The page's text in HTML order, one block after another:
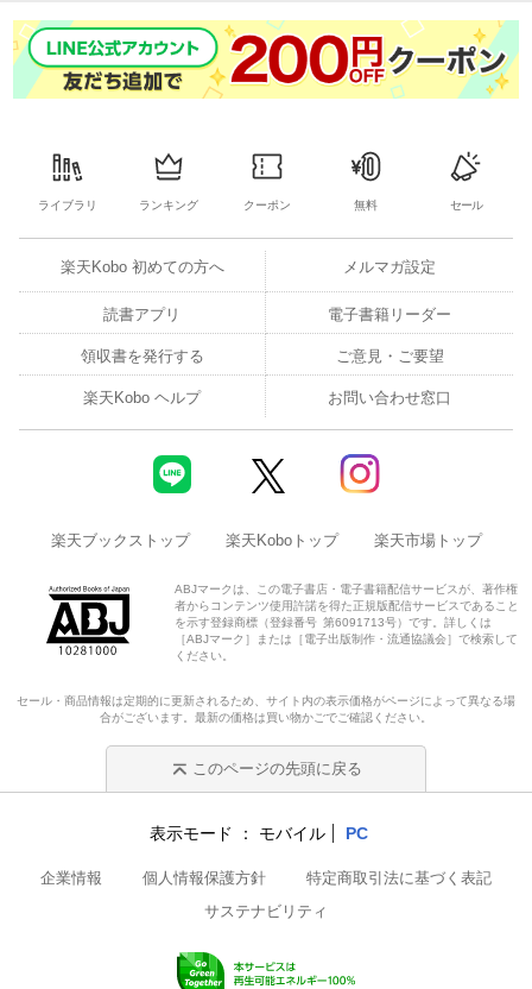
ライブラリ ランキング クーポン 無料 セール
楽天Kobo 初めての方へ メルマガ設定
読書アプリ 電子書籍リーダー
領収書を発行する ご意見・ご要望
楽天Kobo ヘルプ お問い合わせ窓口
楽天ブックストップ 楽天Koboトップ 楽天市場トップ
ABJマークは、この電子書店・電子書籍配信サービスが、著作権
者からコンテンツ使用許諾を得た正規版配信サービスであること
を示す登録商標（登録番号 第6091713号）です。詳しくは
［ABJマーク］または［電子出版制作・流通協議会］で検索して
ください。
セール・商品情報は定期的に更新されるため、サイト内の表示価格がページによって異なる場
合がございます。最新の価格は買い物かごでご確認ください。
このページの先頭に戻る
表示モード モバイル PC
企業情報 個人情報保護方針
特定商取引法に基づく表記
サステナビリティ